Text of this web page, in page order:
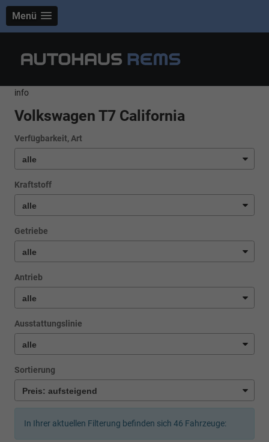
Menü
info
Volkswagen T7 California
Verfügbarkeit, Art
Kraftstoff
Getriebe
Antrieb
Ausstattungslinie
Sortierung
In Ihrer aktuellen Filterung befinden sich 46 Fahrzeuge: